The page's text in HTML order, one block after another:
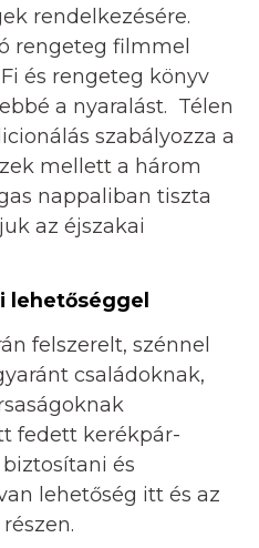
rendelkezésére.
rengeteg filmmel
és rengeteg könyv
a nyaralást. Télen
szabályozza a
mellett a három
nappaliban tiszta
az éjszakai
lehetőséggel
felszerelt, szénnel
családoknak,
fedett kerékpár-
és
lehetőség itt és az